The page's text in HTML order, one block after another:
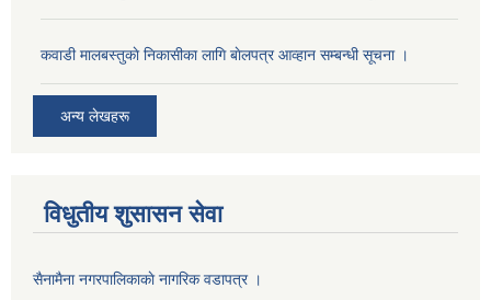
कवाडी मालबस्तुकाे निकासीका लागि बाेलपत्र आव्हान सम्बन्धी सूचना ।
अन्य लेखहरू
विधुतीय शुसासन सेवा
सैनामैना नगरपालिकाकाे नागरिक वडापत्र ।